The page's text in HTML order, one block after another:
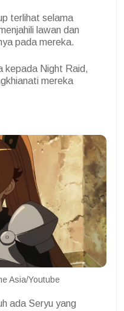
terlihat selama
lawan dan
pada mereka.
kepada Night Raid,
mereka
Asia/Youtube
ada Seryu yang